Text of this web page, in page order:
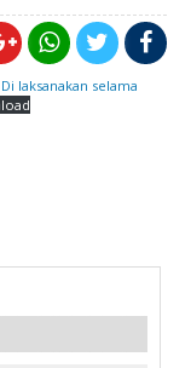
laksanakan selama